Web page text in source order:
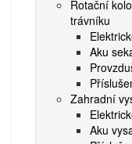
Rotační
trávníku
Aku
Zahradní
Aku